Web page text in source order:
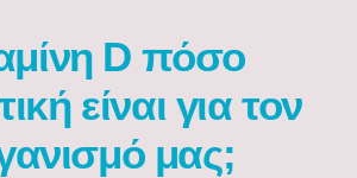
D πόσο
είναι για τον
μας;